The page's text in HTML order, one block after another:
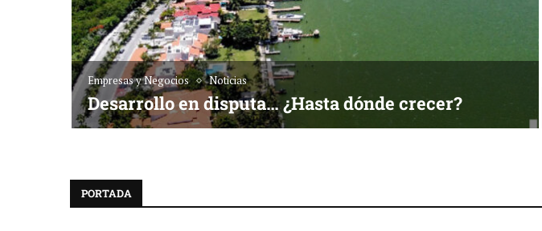
Empresas y Negocios Noticias
Desarrollo en disputa… ¿Hasta dónde crecer?
PORTADA